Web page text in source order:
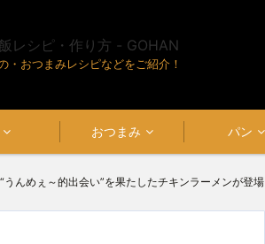
・おつまみレシピなどをご紹介！
おつまみ パン
んめぇ～的出会い”を果たしたチキンラーメンが登場